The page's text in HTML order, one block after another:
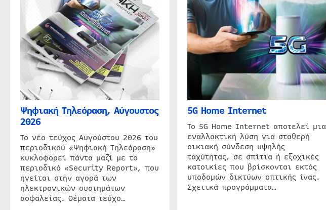
Ψηφιακή Τηλεόραση, Αύγουστος
2026
Το νέο τεύχος Αυγούστου 2026 του
περιοδικού «Ψηφιακή Τηλεόραση»
κυκλοφορεί πάντα μαζί με το
περιοδικό «Security Report», που
ηγείται στην αγορά των
ηλεκτρονικών συστημάτων
ασφαλείας. Θέματα τεύχο…
5G Home Internet
Το 5G Home Internet αποτελεί μια
εναλλακτική λύση για σταθερή
οικιακή σύνδεση υψηλής
ταχύτητας, σε σπίτια ή εξοχικές
κατοικίες που βρίσκονται εκτός
υποδομών δικτύων οπτικής ίνας.
Σχετικά προγράμματα…